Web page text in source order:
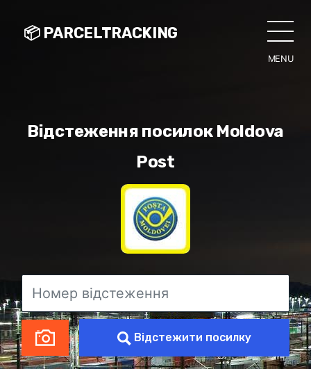
MENU
📦 PARCELTRACKING
Відстеження посилок Moldova
Post
Відстежити посилку